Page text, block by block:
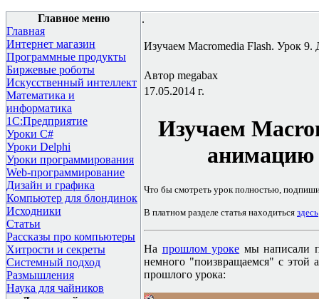
Главное меню
Главная
Интернет магазин
Программные продукты
Биржевые роботы
Искусственный интеллект
Математика и
информатика
1С:Предприятие
Уроки C#
Уроки Delphi
Уроки программирования
Web-программирование
Дизайн и графика
Компьютер для блондинок
Исходники
Статьи
Рассказы про компьютеры
Хитрости и секреты
Системный подход
Размышления
Наука для чайников
.
Изучаем Macromedia Flash. Урок
Автор megabax
17.05.2014 г.
Изучаем
Что бы смотреть урок полностью,
В платном разделе статья находиться здесь
На прошлом уроке мы написали
немного "поизвращаемся" с этой
прошлого урока: